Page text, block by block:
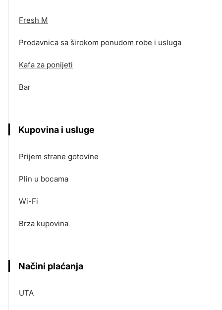
Fresh M
Prodavnica sa širokom ponudom robe i usluga
Kafa za ponijeti
Bar
Kupovina i usluge
Prijem strane gotovine
Plin u bocama
Wi-Fi
Brza kupovina
Načini plaćanja
UTA